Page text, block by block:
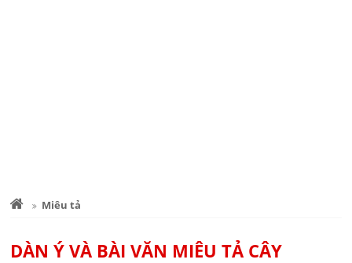
Miêu tả
DÀN Ý VÀ BÀI VĂN MIÊU TẢ CÂY